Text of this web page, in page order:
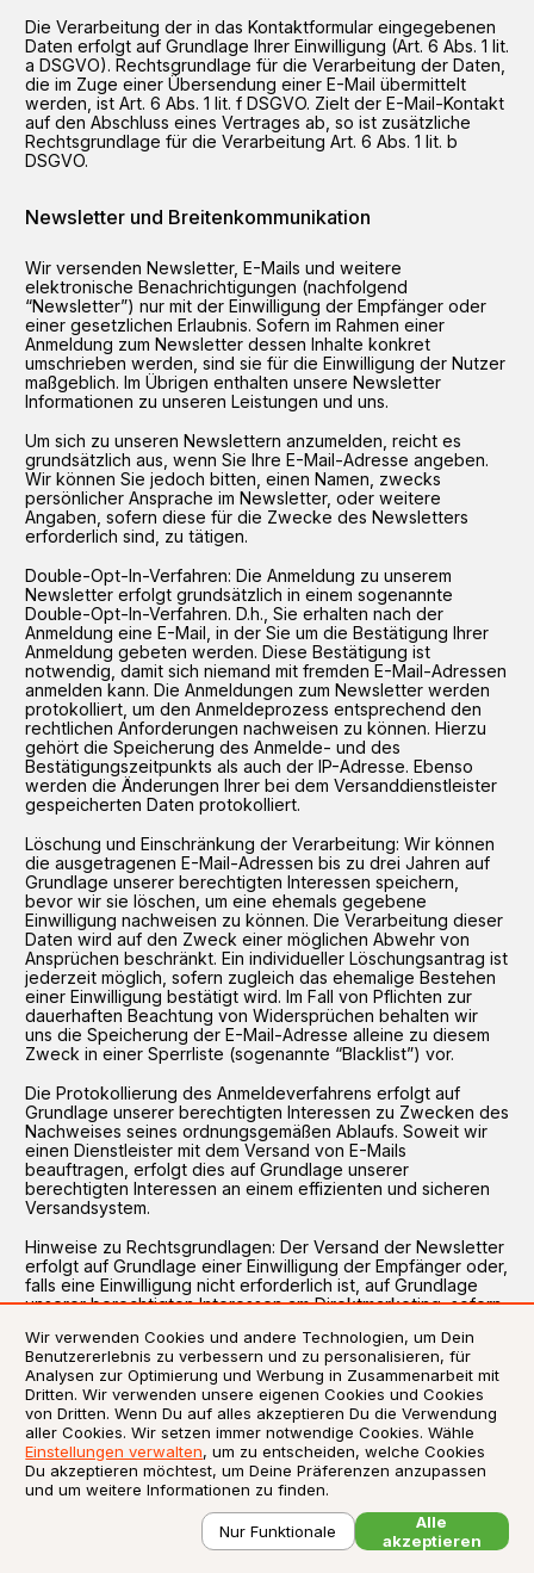
Die Verarbeitung der in das Kontaktformular eingegebenen
Daten erfolgt auf Grundlage Ihrer Einwilligung (Art. 6 Abs. 1 lit.
a DSGVO). Rechtsgrundlage für die Verarbeitung der Daten,
die im Zuge einer Übersendung einer E-Mail übermittelt
werden, ist Art. 6 Abs. 1 lit. f DSGVO. Zielt der E-Mail-Kontakt
auf den Abschluss eines Vertrages ab, so ist zusätzliche
Rechtsgrundlage für die Verarbeitung Art. 6 Abs. 1 lit. b
DSGVO.
Newsletter und Breitenkommunikation
Wir versenden Newsletter, E-Mails und weitere
elektronische Benachrichtigungen (nachfolgend
“Newsletter”) nur mit der Einwilligung der Empfänger oder
einer gesetzlichen Erlaubnis. Sofern im Rahmen einer
Anmeldung zum Newsletter dessen Inhalte konkret
umschrieben werden, sind sie für die Einwilligung der Nutzer
maßgeblich. Im Übrigen enthalten unsere Newsletter
Informationen zu unseren Leistungen und uns.
Um sich zu unseren Newslettern anzumelden, reicht es
grundsätzlich aus, wenn Sie Ihre E-Mail-Adresse angeben.
Wir können Sie jedoch bitten, einen Namen, zwecks
persönlicher Ansprache im Newsletter, oder weitere
Angaben, sofern diese für die Zwecke des Newsletters
erforderlich sind, zu tätigen.
Double-Opt-In-Verfahren: Die Anmeldung zu unserem
Newsletter erfolgt grundsätzlich in einem sogenannte
Double-Opt-In-Verfahren. D.h., Sie erhalten nach der
Anmeldung eine E-Mail, in der Sie um die Bestätigung Ihrer
Anmeldung gebeten werden. Diese Bestätigung ist
notwendig, damit sich niemand mit fremden E-Mail-Adressen
anmelden kann. Die Anmeldungen zum Newsletter werden
protokolliert, um den Anmeldeprozess entsprechend den
rechtlichen Anforderungen nachweisen zu können. Hierzu
gehört die Speicherung des Anmelde- und des
Bestätigungszeitpunkts als auch der IP-Adresse. Ebenso
werden die Änderungen Ihrer bei dem Versanddienstleister
gespeicherten Daten protokolliert.
Löschung und Einschränkung der Verarbeitung: Wir können
die ausgetragenen E-Mail-Adressen bis zu drei Jahren auf
Grundlage unserer berechtigten Interessen speichern,
bevor wir sie löschen, um eine ehemals gegebene
Einwilligung nachweisen zu können. Die Verarbeitung dieser
Daten wird auf den Zweck einer möglichen Abwehr von
Ansprüchen beschränkt. Ein individueller Löschungsantrag ist
jederzeit möglich, sofern zugleich das ehemalige Bestehen
einer Einwilligung bestätigt wird. Im Fall von Pflichten zur
dauerhaften Beachtung von Widersprüchen behalten wir
uns die Speicherung der E-Mail-Adresse alleine zu diesem
Zweck in einer Sperrliste (sogenannte “Blacklist”) vor.
Die Protokollierung des Anmeldeverfahrens erfolgt auf
Grundlage unserer berechtigten Interessen zu Zwecken des
Nachweises seines ordnungsgemäßen Ablaufs. Soweit wir
einen Dienstleister mit dem Versand von E-Mails
beauftragen, erfolgt dies auf Grundlage unserer
berechtigten Interessen an einem effizienten und sicheren
Versandsystem.
Hinweise zu Rechtsgrundlagen: Der Versand der Newsletter
erfolgt auf Grundlage einer Einwilligung der Empfänger oder,
falls eine Einwilligung nicht erforderlich ist, auf Grundlage
unserer berechtigten Interessen am Direktmarketing, sofern
Bestandskundenwerbung, erlaubt ist. Soweit wir einen
Dienstleister mit dem Versand von E-Mails beauftragen,
geschieht dies auf der Grundlage unserer berechtigten
Interessen. Das Registrierungsverfahren wird auf der
Grundlage unserer berechtigten Interessen aufgezeichnet,
um nachzuweisen, dass es in Übereinstimmung mit dem
Gesetz durchgeführt wurde.
Inhalte: Informationen zu uns, unseren Leistungen, Aktionen
Erfolgsmessung: Die Newsletter enthalten einen sogenannte
Wir verwenden Cookies und andere Technologien, um Dein
Benutzererlebnis zu verbessern und zu personalisieren, für
Analysen zur Optimierung und Werbung in Zusammenarbeit mit
Dritten. Wir verwenden unsere eigenen Cookies und Cookies
von Dritten. Wenn Du auf alles akzeptieren Du die Verwendung
aller Cookies. Wir setzen immer notwendige Cookies. Wähle
Einstellungen verwalten, um zu entscheiden, welche Cookies
Du akzeptieren möchtest, um Deine Präferenzen anzupassen
und um weitere Informationen zu finden.
Nur Funktionale
Alle
akzeptieren